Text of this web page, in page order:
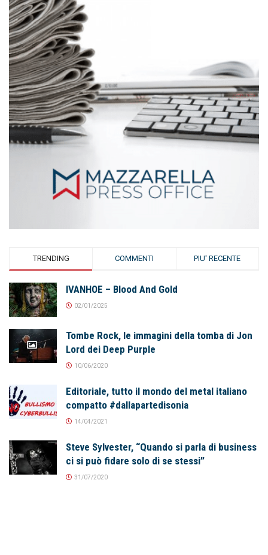
TRENDING COMMENTI PIU' RECENTE
IVANHOE – Blood And Gold
02/01/2025
Tombe Rock, le immagini della tomba di Jon
Lord dei Deep Purple
10/06/2020
Editoriale, tutto il mondo del metal italiano
compatto #dallapartedisonia
14/04/2021
Steve Sylvester, “Quando si parla di business
ci si può fidare solo di se stessi”
31/07/2020